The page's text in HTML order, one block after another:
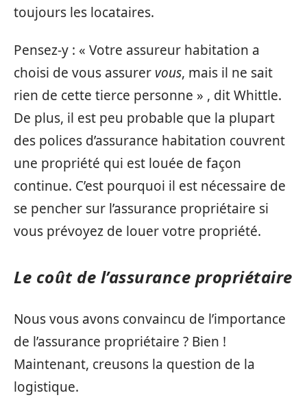
toujours les locataires.
Pensez-y : « Votre assureur habitation a
choisi de vous assurer vous, mais il ne sait
rien de cette tierce personne » , dit Whittle.
De plus, il est peu probable que la plupart
des polices d’assurance habitation couvrent
une propriété qui est louée de façon
continue. C’est pourquoi il est nécessaire de
se pencher sur l’assurance propriétaire si
vous prévoyez de louer votre propriété.
Le coût de l’assurance propriétaire
Nous vous avons convaincu de l’importance
de l’assurance propriétaire ? Bien !
Maintenant, creusons la question de la
logistique.